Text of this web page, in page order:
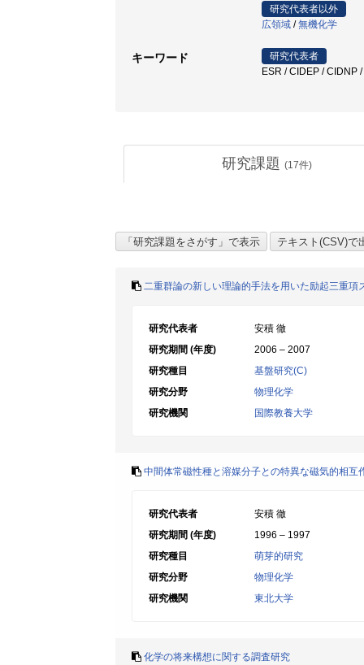
研究代表者以外
広領域 /無機化学
キーワード
研究代表者
ESR / CIDEP / CIDNP
研究課題 (17件)
二重群論の新しい理論的手法を用いた励起三重項
研究代表者
安積 徹
研究期間 (年度)
2006 – 2007
研究種目
基盤研究(C)
研究分野
物理化学
研究機関
国際教養大学
中間体常磁性種と溶媒分子との特異な磁気的相互
研究代表者
安積 徹
研究期間 (年度)
1996 – 1997
研究種目
萌芽的研究
研究分野
物理化学
研究機関
東北大学
化学の将来構想に関する調査研究